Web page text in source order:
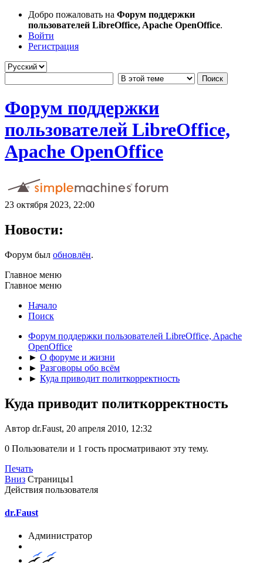
Добро пожаловать на Форум поддержки
пользователей LibreOffice, Apache OpenOffice.
Войти
Регистрация
Форум поддержки
пользователей LibreOffice,
Apache OpenOffice
23 октября 2023, 22:00
Новости:
Форум был обновлён.
Главное меню
Главное меню
Начало
Поиск
Форум поддержки пользователей LibreOffice, Apache
OpenOffice
► О форуме и жизни
► Разговоры обо всём
► Куда приводит политкорректность
Куда приводит политкорректность
Автор dr.Faust, 20 апреля 2010, 12:32
0 Пользователи и 1 гость просматривают эту тему.
Печать
Вниз Страницы1
Действия пользователя
dr.Faust
Администратор